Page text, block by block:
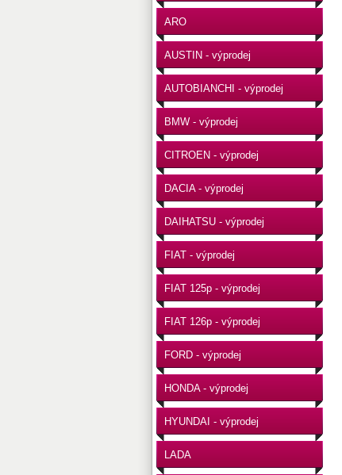
ARO
AUSTIN - výprodej
AUTOBIANCHI - výprodej
BMW - výprodej
CITROEN - výprodej
DACIA - výprodej
DAIHATSU - výprodej
FIAT - výprodej
FIAT 125p - výprodej
FIAT 126p - výprodej
FORD - výprodej
HONDA - výprodej
HYUNDAI - výprodej
LADA